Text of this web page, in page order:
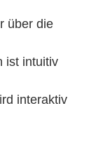
über die
ist intuitiv
interaktiv